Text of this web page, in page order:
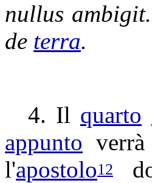
nullus ambigit.
de terra.
4. Il quarto
appunto
l'apostolo12